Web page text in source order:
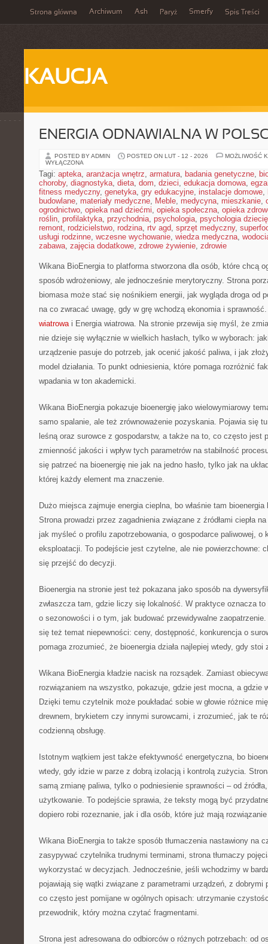
Strona główna Archiwum Ash Paryż Smerfy Spis Treści
KAUCJA
ENERGIA ODNAWIALNA W
POSTED BY ADMIN POSTED ON LUT - 12 - 2026
MOŻLIWOŚĆ
WYŁĄCZONA
Tagi: apteka, aranżacja wnętrz, armatura, badania genetyczne,
choroby, diagnostyka, dieta, dom, dzieci, edukacja domowa,
fitness medyczny, genetyka, gry edukacyjne, instalacje domowe,
budowlane, materiały medyczne, Meble, medycyna, mieszkanie,
ogrodnictwo, opieka nad dziećmi, opieka społeczna, opieka
roślin, profilaktyka, przychodnia, psychologia, psychologia
remont, rodzicielstwo, rodzina, rtv agd, sprzęt medyczny,
usługi rodzinne, wczesne wychowanie, wiedza medyczna,
zabawa, zajęcia dodatkowe, zdrowe żywienie, zdrowie
Wikana BioEnergia to platforma stworzona dla osób, które chcą
sposób wdrożeniowy, ale jednocześnie merytoryczny. Strona
biomasa może stać się nośnikiem energii, jak wygląda droga od
na co zwracać uwagę, gdy w grę wchodzą ekonomia i
wiatrowai Energia wiatrowa. Na stronie przewija się myśl, że
nie dzieje się wyłącznie w wielkich hasłach, tylko w wyborach:
urządzenie pasuje do potrzeb, jak ocenić jakość paliwa, i jak
model działania. To punkt odniesienia, które pomaga rozróżnić
wpadania w ton akademicki.
Wikana BioEnergia pokazuje bioenergię jako wielowymiarowy
samo spalanie, ale też zrównoważenie pozyskania. Pojawia się
leśną oraz surowce z gospodarstw, a także na to, co często jest
zmienność jakości i wpływ tych parametrów na stabilność
się patrzeć na bioenergię nie jak na jedno hasło, tylko jak na
której każdy element ma znaczenie.
Dużo miejsca zajmuje energia cieplna, bo właśnie tam
Strona prowadzi przez zagadnienia związane z źródłami ciepła
jak myśleć o profilu zapotrzebowania, o gospodarce paliwowej, o
eksploatacji. To podejście jest czytelne, ale nie powierzchowne:
się przejść do decyzji.
Bioenergia na stronie jest też pokazana jako sposób na
zwłaszcza tam, gdzie liczy się lokalność. W praktyce oznacza
o sezonowości i o tym, jak budować przewidywalne
się też temat niepewności: ceny, dostępność, konkurencja o
pomaga zrozumieć, że bioenergia działa najlepiej wtedy, gdy stoi
Wikana BioEnergia kładzie nacisk na rozsądek. Zamiast
rozwiązaniem na wszystko, pokazuje, gdzie jest mocna, a gdzie
Dzięki temu czytelnik może poukładać sobie w głowie różnice
drewnem, brykietem czy innymi surowcami, i zrozumieć, jak te
codzienną obsługę.
Istotnym wątkiem jest także efektywność energetyczna, bo
wtedy, gdy idzie w parze z dobrą izolacją i kontrolą zużycia.
samą zmianę paliwa, tylko o podniesienie sprawności – od
użytkowanie. To podejście sprawia, że teksty mogą być
dopiero robi rozeznanie, jak i dla osób, które już mają
Wikana BioEnergia to także sposób tłumaczenia nastawiony na
zasypywać czytelnika trudnymi terminami, strona tłumaczy
wykorzystać w decyzjach. Jednocześnie, jeśli wchodzimy w
pojawiają się wątki związane z parametrami urządzeń, z
co często jest pomijane w ogólnych opisach: utrzymanie
przewodnik, który można czytać fragmentami.
Strona jest adresowana do odbiorców o różnych potrzebach: od